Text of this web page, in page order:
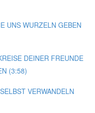
UNS WURZELN GEBEN
DEINER FREUNDE
(3:58)
VERWANDELN